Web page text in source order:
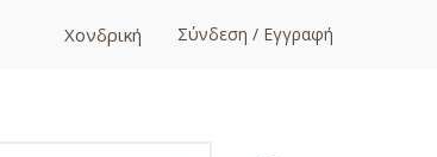
Χονδρική Σύνδεση / Εγγραφή